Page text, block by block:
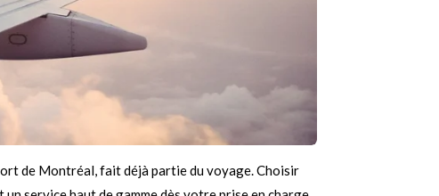
de Montréal, fait déjà partie du voyage. Choisir